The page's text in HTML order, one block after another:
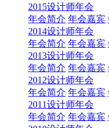
2015设计师年会
年会简介 年会嘉宾
2014设计师年会
年会简介 年会嘉宾
2013设计师年会
年会简介 年会嘉宾
2012设计师年会
年会简介 年会嘉宾
2011设计师年会
年会简介 年会嘉宾